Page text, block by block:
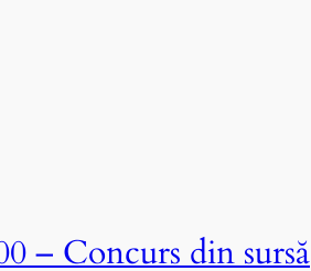
– Concurs din sursă